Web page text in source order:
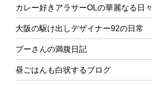
カレー好きアラサーOLの華麗なる日々
大阪の駆け出しデザイナー92の日常
プーさんの満腹日記
昼ごはんも白状するブログ